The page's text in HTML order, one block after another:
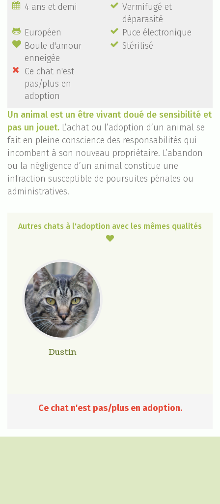
 4 ans et demi  Vermifugé et
déparasité
 Européen  Puce électronique
 Boule d'amour
enneigée
 Stérilisé

Ce chat n'est
pas/plus en
adoption
Un animal est un être vivant doué de sensibilité et
pas un jouet. L’achat ou l’adoption d’un animal se
fait en pleine conscience des responsabilités qui
incombent à son nouveau propriétaire. L’abandon
ou la négligence d’un animal constitue une
infraction susceptible de poursuites pénales ou
administratives.
Autres chats à l'adoption avec les mêmes qualités

Dustin
Ce chat n'est pas/plus en adoption.